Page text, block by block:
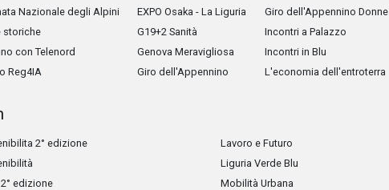
Nazionale degli Alpini
storiche
con Telenord
Reg4IA
EXPO Osaka - La Liguria
G19+2 Sanità
Genova Meravigliosa
Giro dell'Appennino
Giro dell'Appennino Donne
Incontri a Palazzo
Incontri in Blu
L'economia dell'entroterra
2° edizione
edizione
Lavoro e Futuro
Liguria Verde Blu
Mobilità Urbana